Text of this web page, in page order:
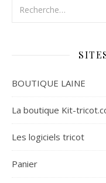
BOUTIQUE LAINE
La boutique Kit-
Les logiciels tricot
Panier